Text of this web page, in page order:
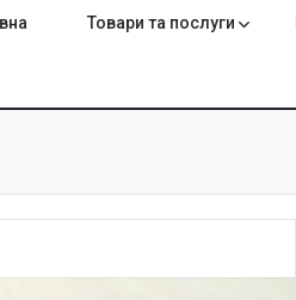
Товари та послуги